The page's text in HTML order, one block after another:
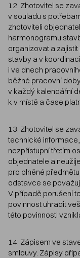
12. Zhotovitel se
v souladu s
zhotoviteli
harmonogramu
organizovat a
stavby a v
i ve dnech
běžné pracovní
v každý kalendářní
k v místě a čase
13. Zhotovitel se
technické
nezpřístupní třetím
objednatele a
pro plněné
odstavce se
V případě porušení
povinnost uhradit
této povinnosti
14. Zápisem ve
smlouvy. Zápisy